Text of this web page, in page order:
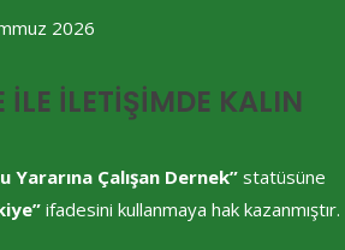
2026
İLE İLETİŞİMDE KALIN
Yararına Çalışan Dernek”statüsüne
ifadesini kullanmaya hak kazanmıştır.